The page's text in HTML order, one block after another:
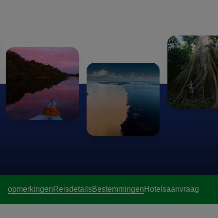
The area is about 500 km from Manaus, located in the
state of Roraima, along the border of the native territory
Waimiri-Atroari. Sailing on rivers with crystalline water, we
can observe manatees in an informal natural tranquility
and appreciate Guariba Monkeys singing in their
impressive guttural voices.There, it is prohibited to use
motor boats. Therefore the silence which is respected by
Cuxius apes, are commonly seen in the area.
opmerkingenReisdetailsBestemmingenHotelsaanvraag